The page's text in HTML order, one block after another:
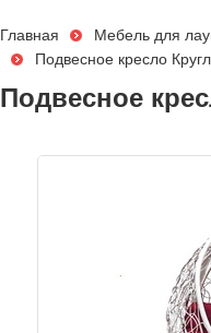
Главная
Мебель для
Подвесное кресло
Подвесное